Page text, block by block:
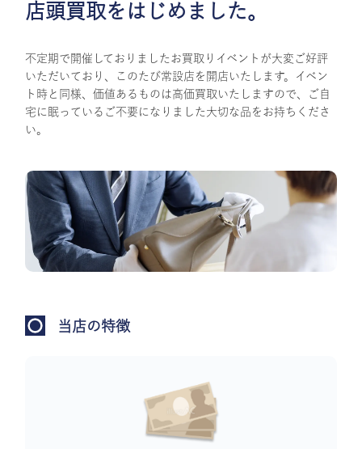
店頭買取をはじめました。
不定期で開催しておりましたお買取りイベントが大変ご好評
いただいており、このたび常設店を開店いたします。イベン
ト時と同様、価値あるものは高価買取いたしますので、ご自
宅に眠っているご不要になりました大切な品をお持ちくださ
い。
当店の特徴